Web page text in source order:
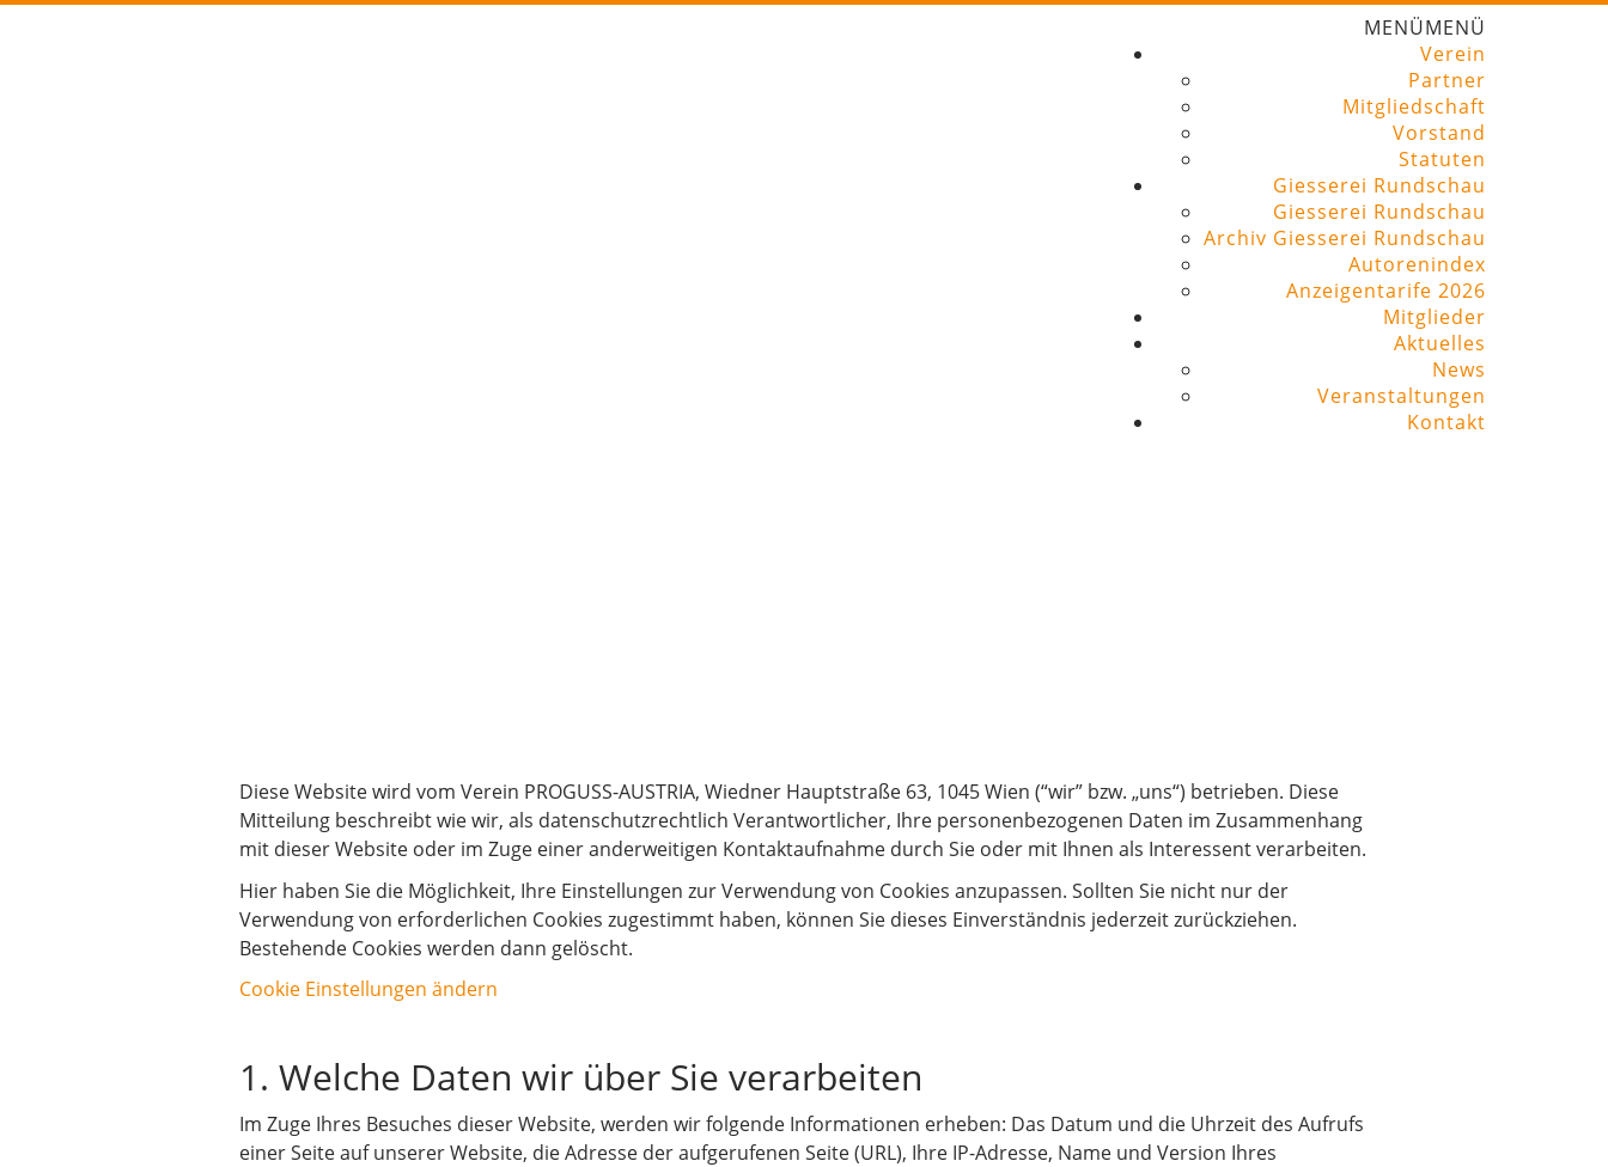
MENÜMENÜ
Verein
Partner
Mitgliedschaft
Vorstand
Statuten
Giesserei Rundschau
Giesserei Rundschau
Archiv Giesserei Rundschau
Autorenindex
Anzeigentarife 2026
Mitglieder
Aktuelles
News
Veranstaltungen
Kontakt
Diese Website wird vom Verein PROGUSS-AUSTRIA, Wiedner Hauptstraße 63, 1045 Wien (“wir” bzw. „uns“) betrieben. Diese
Mitteilung beschreibt wie wir, als datenschutzrechtlich Verantwortlicher, Ihre personenbezogenen Daten im Zusammenhang
mit dieser Website oder im Zuge einer anderweitigen Kontaktaufnahme durch Sie oder mit Ihnen als Interessent verarbeiten.
Hier haben Sie die Möglichkeit, Ihre Einstellungen zur Verwendung von Cookies anzupassen. Sollten Sie nicht nur der
Verwendung von erforderlichen Cookies zugestimmt haben, können Sie dieses Einverständnis jederzeit zurückziehen.
Bestehende Cookies werden dann gelöscht.
Cookie Einstellungen ändern
1. Welche Daten wir über Sie verarbeiten
Im Zuge Ihres Besuches dieser Website, werden wir folgende Informationen erheben: Das Datum und die Uhrzeit des Aufrufs
einer Seite auf unserer Website, die Adresse der aufgerufenen Seite (URL), Ihre IP-Adresse, Name und Version Ihres